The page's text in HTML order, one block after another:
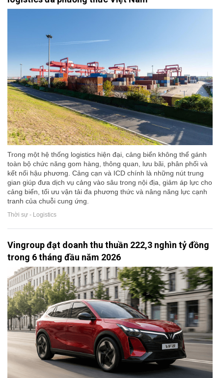
Trong một hệ thống logistics hiện đại, cảng biển không thể gánh
toàn bộ chức năng gom hàng, thông quan, lưu bãi, phân phối và
kết nối hậu phương. Cảng cạn và ICD chính là những nút trung
gian giúp đưa dịch vụ cảng vào sâu trong nội địa, giảm áp lực cho
cảng biển, tối ưu vận tải đa phương thức và nâng năng lực cạnh
tranh của chuỗi cung ứng.
Thời sự - Logistics
Vingroup đạt doanh thu thuần 222,3 nghìn tỷ đồng
trong 6 tháng đầu năm 2026